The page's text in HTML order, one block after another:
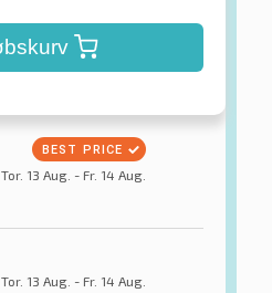
13 Aug. - Fr. 14 Aug.
13 Aug. - Fr. 14 Aug.